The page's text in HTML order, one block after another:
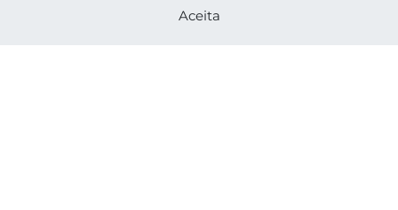
Torne-se um parceiroAceita